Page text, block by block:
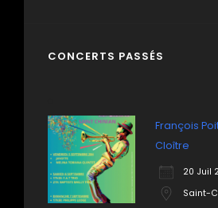
CONCERTS PASSÉS
François
Cloître
20 Juil
Saint-